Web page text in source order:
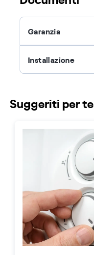
Garanzia
Installazione
Suggeriti per te